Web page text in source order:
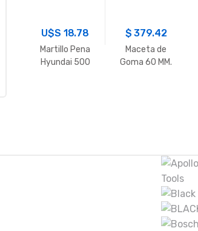
U$S 18.78
Martillo Pena
Hyundai 500
$379.42
Maceta de
Goma 60 MM.